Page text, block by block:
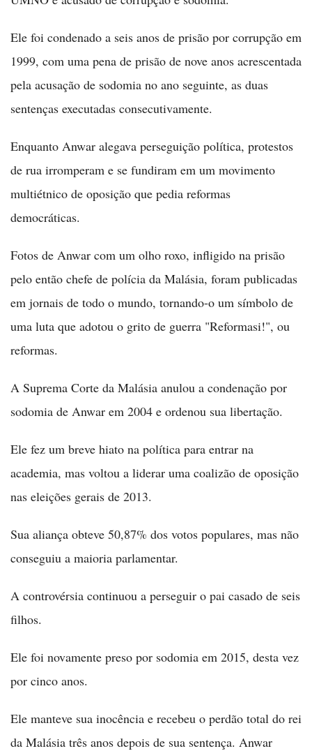
Ele foi condenado a seis anos de prisão por corrupção em
1999, com uma pena de prisão de nove anos acrescentada
pela acusação de sodomia no ano seguinte, as duas
sentenças executadas consecutivamente.
Enquanto Anwar alegava perseguição política, protestos
de rua irromperam e se fundiram em um movimento
multiétnico de oposição que pedia reformas
democráticas.
Fotos de Anwar com um olho roxo, infligido na prisão
pelo então chefe de polícia da Malásia, foram publicadas
em jornais de todo o mundo, tornando-o um símbolo de
uma luta que adotou o grito de guerra "Reformasi!", ou
reformas.
A Suprema Corte da Malásia anulou a condenação por
sodomia de Anwar em 2004 e ordenou sua libertação.
Ele fez um breve hiato na política para entrar na
academia, mas voltou a liderar uma coalizão de oposição
nas eleições gerais de 2013.
Sua aliança obteve 50,87% dos votos populares, mas não
conseguiu a maioria parlamentar.
A controvérsia continuou a perseguir o pai casado de seis
filhos.
Ele foi novamente preso por sodomia em 2015, desta vez
por cinco anos.
Ele manteve sua inocência e recebeu o perdão total do rei
da Malásia três anos depois de sua sentença. Anwar